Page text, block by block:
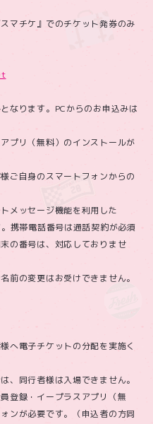
マチケ』でのチケット発券のみ
なります。PCからのお申込みは
プリ（無料）のインストールが
ご自身のスマートフォンからの
メッセージ機能を利用した
携帯電話番号は通話契約が必須
の番号は、対応しておりませ
前の変更はお受けできません。
へ電子チケットの分配を実施く
、同行者様は入場できません。
登録・イープラスアプリ（無
ンが必要です。（申込者の方同